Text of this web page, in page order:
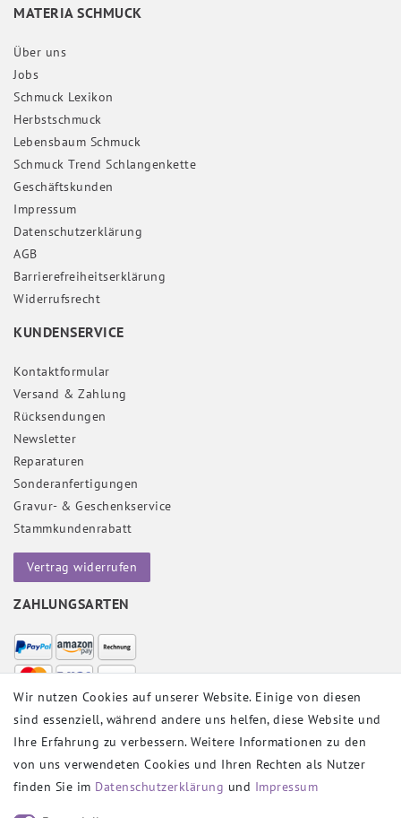
MATERIA SCHMUCK
Über uns
Jobs
Schmuck Lexikon
Herbstschmuck
Lebensbaum Schmuck
Schmuck Trend Schlangenkette
Geschäftskunden
Impressum
Daten­schutz­erklärung
AGB
Barrierefreiheitserklärung
Widerrufs­recht
KUNDENSERVICE
Kontaktformular
Versand & Zahlung
Rücksendungen
Newsletter
Reparaturen
Sonderanfertigungen
Gravur- & Geschenkservice
Stammkundenrabatt
Vertrag widerrufen
ZAHLUNGSARTEN
VERSANDPARTNER
Wir nutzen Cookies auf unserer Website. Einige von diesen
sind essenziell, während andere uns helfen, diese Website und
Ihre Erfahrung zu verbessern. Weitere Informationen zu den
von uns verwendeten Cookies und Ihren Rechten als Nutzer
finden Sie im Daten­schutz­erklärung und Impressum